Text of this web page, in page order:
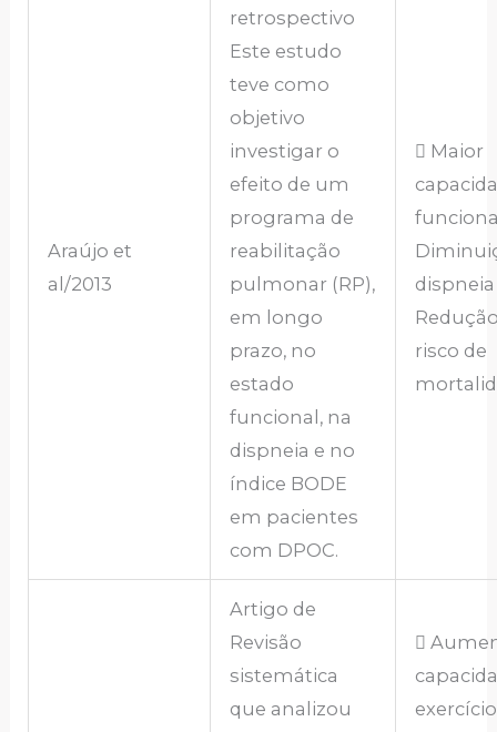
Araújo et
al/2013
retrospectivo
Este estudo
teve como
objetivo
investigar o
efeito de um
programa de
reabilitação
pulmonar (RP),
em longo
prazo, no
estado
funcional, na
dispneia e no
índice BODE
em pacientes
com DPOC.
 Maior
dispneia
risco de
Artigo de
Revisão
sistemática
que analizou
